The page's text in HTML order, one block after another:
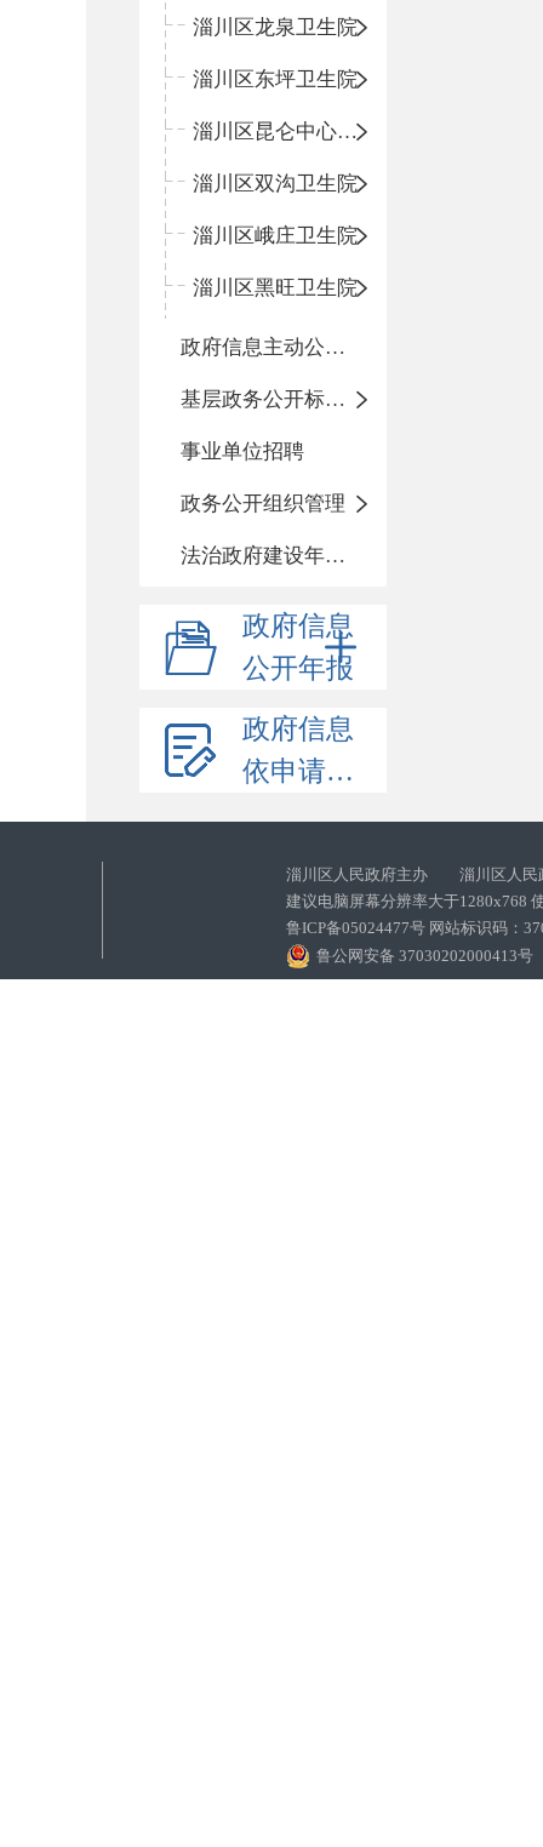
淄川区龙泉卫生院
淄川区东坪卫生院
淄川区昆仑中心卫生院
淄川区双沟卫生院
淄川区峨庄卫生院
淄川区黑旺卫生院
政府信息主动公开基本目录
基层政务公开标准化目录
事业单位招聘
政务公开组织管理
法治政府建设年度报告
政府信息
公开年报
政府信息
依申请公开
淄川区人民政府主办 淄川区人民
建议电脑屏幕分辨率大于1280x768
鲁ICP备05024477号 网站标识码：
鲁公网安备 37030202000413号